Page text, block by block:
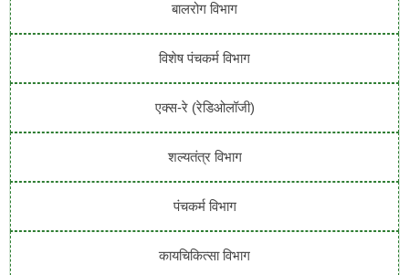
बालरोग विभाग
विशेष पंचकर्म विभाग
एक्स-रे (रेडिओलॉजी)
शल्यतंत्र विभाग
पंचकर्म विभाग
कायचिकित्सा विभाग